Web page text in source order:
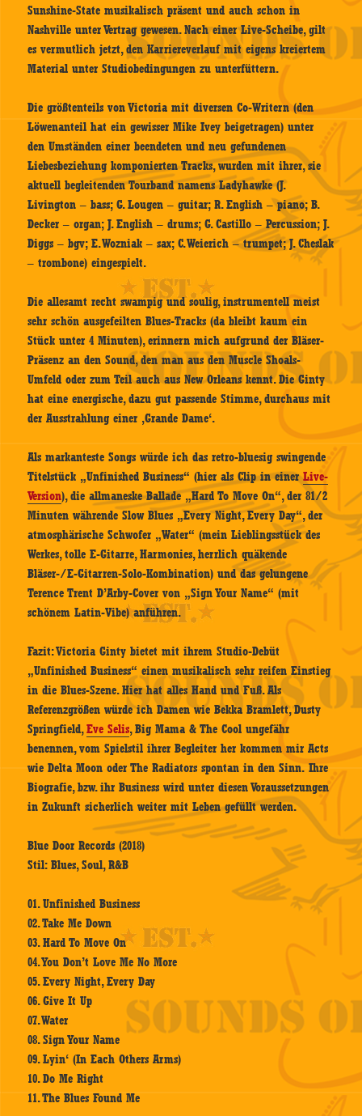
Sunshine-State musikalisch präsent und auch schon in
Nashville unter Vertrag gewesen. Nach einer Live-Scheibe, gilt
es vermutlich jetzt, den Karriereverlauf mit eigens kreiertem
Material unter Studiobedingungen zu unterfüttern.
Die größtenteils von Victoria mit diversen Co-Writern (den
Löwenanteil hat ein gewisser Mike Ivey beigetragen) unter
den Umständen einer beendeten und neu gefundenen
Liebesbeziehung komponierten Tracks, wurden mit ihrer, sie
aktuell begleitenden Tourband namens Ladyhawke (J.
Livington – bass; G. Lougen – guitar; R. English – piano; B.
Decker – organ; J. English – drums; G. Castillo – Percussion; J.
Diggs – bgv; E. Wozniak – sax; C. Weierich – trumpet; J. Cheslak
– trombone) eingespielt.
Die allesamt recht swampig und soulig, instrumentell meist
sehr schön ausgefeilten Blues-Tracks (da bleibt kaum ein
Stück unter 4 Minuten), erinnern mich aufgrund der Bläser-
Präsenz an den Sound, den man aus den Muscle Shoals-
Umfeld oder zum Teil auch aus New Orleans kennt. Die Ginty
hat eine energische, dazu gut passende Stimme, durchaus mit
der Ausstrahlung einer ‚Grande Dame‘.
Als markanteste Songs würde ich das retro-bluesig swingende
Titelstück „Unfinished Business“ (hier als Clip in einerLive-
Version), die allmaneske Ballade „Hard To Move On“, der 81/2
Minuten währende Slow Blues „Every Night, Every Day“, der
atmosphärische Schwofer „Water“ (mein Lieblingsstück des
Werkes, tolle E-Gitarre, Harmonies, herrlich quäkende
Bläser-/E-Gitarren-Solo-Kombination) und das gelungene
Terence Trent D’Arby-Cover von „Sign Your Name“ (mit
schönem Latin-Vibe) anführen.
Fazit: Victoria Ginty bietet mit ihrem Studio-Debüt
„Unfinished Business“ einen musikalisch sehr reifen Einstieg
in die Blues-Szene. Hier hat alles Hand und Fuß. Als
Referenzgrößen würde ich Damen wie Bekka Bramlett, Dusty
Springfield,Eve Selis, Big Mama & The Cool ungefähr
benennen, vom Spielstil ihrer Begleiter her kommen mir Acts
wie Delta Moon oder The Radiators spontan in den Sinn. Ihre
Biografie, bzw. ihr Business wird unter diesen Voraussetzungen
in Zukunft sicherlich weiter mit Leben gefüllt werden.
Blue Door Records (2018)
Stil: Blues, Soul, R&B
01. Unfinished Business
02. Take Me Down
03. Hard To Move On
04. You Don’t Love Me No More
05. Every Night, Every Day
06. Give It Up
07. Water
08. Sign Your Name
09. Lyin‘ (In Each Others Arms)
10. Do Me Right
11. The Blues Found Me